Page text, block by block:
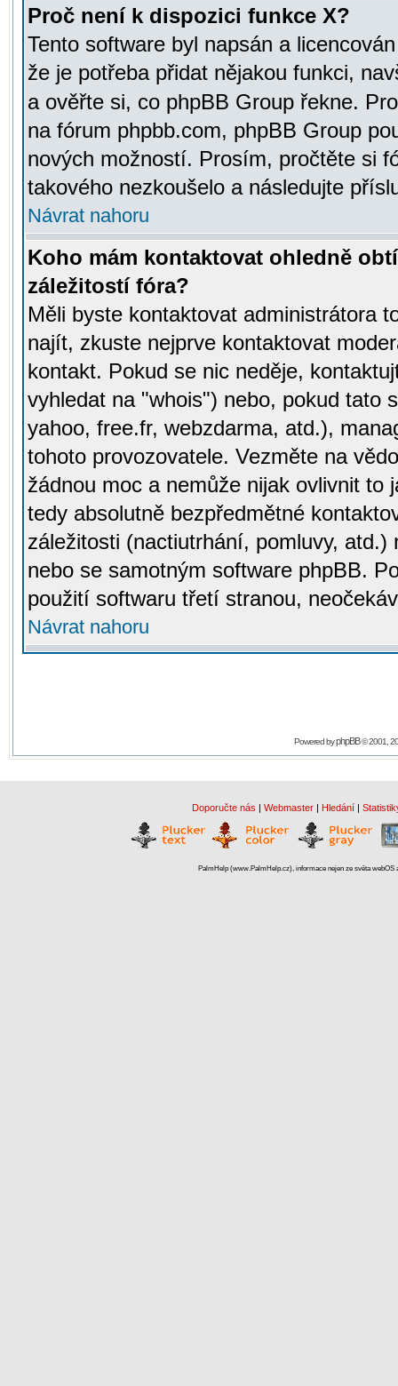
Proč není k dispozici funkce X?
Tento software byl napsán a
že je potřeba přidat nějakou funkci,
a ověřte si, co phpBB Group řekne.
na fórum phpbb.com, phpBB Group
nových možností. Prosím, pročtěte si
takového nezkoušelo a následujte
Návrat nahoru
Koho mám kontaktovat ohledně
záležitostí fóra?
Měli byste kontaktovat administrátora
najít, zkuste nejprve kontaktovat
kontakt. Pokud se nic neděje,
vyhledat na "whois") nebo, pokud tato
yahoo, free.fr, webzdarma, atd.),
tohoto provozovatele. Vezměte na
žádnou moc a nemůže nijak ovlivnit to
tedy absolutně bezpředmětné
záležitosti (nactiutrhání, pomluvy,
nebo se samotným software phpBB.
použití softwaru třetí stranou,
Návrat nahoru
Powered byphpBB© 2001,
Doporučte nás | Webmaster | Hledání |
PalmHelp (www.PalmHelp.cz), informace nejen ze světa